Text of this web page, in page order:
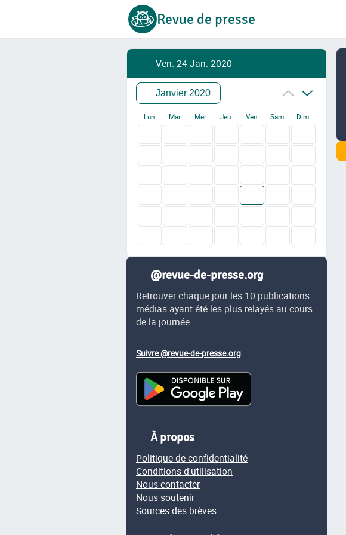
Revue de presse
Ven. 24 Jan. 2020
Janvier 2020
Lun. Mar. Mer. Jeu. Ven. Sam. Dim.
@revue-de-presse.org
Retrouver chaque jour les 10 publications
médias ayant été les plus relayés au cours
de la journée.
Suivre @revue-de-presse.org
À propos
Politique de confidentialité
Conditions d'utilisation
Nous contacter
Nous soutenir
Sources des brèves